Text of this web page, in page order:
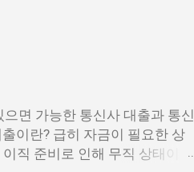
면 가능한 통신사 대출과 통신
이란? 급히 자금이 필요한 상
직 준비로 인해 무직 상태이거